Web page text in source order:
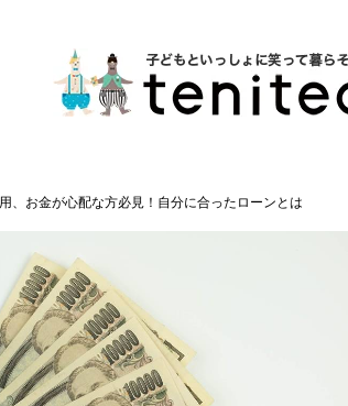
、お金が心配な方必見！自分に合ったローンとは